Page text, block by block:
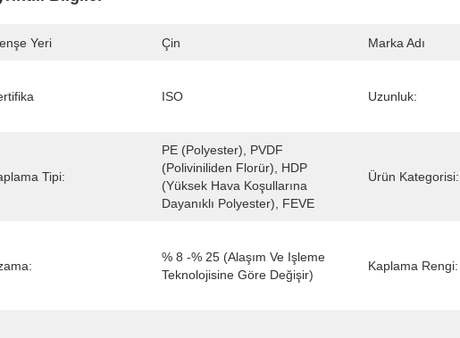
Yeri Çin Marka Adı
ISO Uzunluk:
Tipi:
PE (polyester), PVDF
(poliviniliden Florür), HDP
(yüksek Hava Koşullarına
Dayanıklı Polyester), FEVE
Ürün Kategorisi:
% 8 -% 25 (alaşım Ve Işleme
Teknolojisine Göre Değişir)
Kaplama Rengi: